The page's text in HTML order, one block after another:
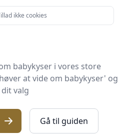
kvalitet, et prisvenligt valg,
dig med vores liste.
babykyser i vores store
at vide om babykyser' og
valg
Gå til guiden
ikke cookies